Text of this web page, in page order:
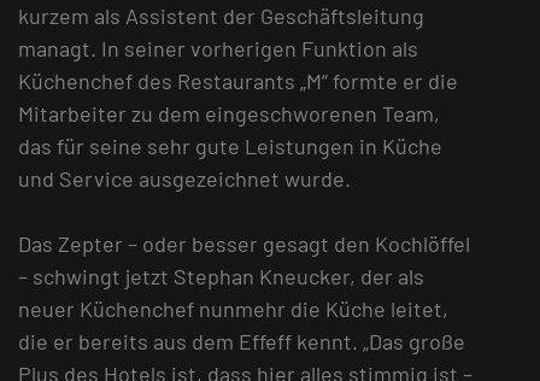
kurzem als Assistent der Geschäftsleitung
managt. In seiner vorherigen Funktion als
Küchenchef des Restaurants „M“ formte er die
Mitarbeiter zu dem eingeschworenen Team,
das für seine sehr gute Leistungen in Küche
und Service ausgezeichnet wurde.
Das Zepter – oder besser gesagt den Kochlöffel
– schwingt jetzt Stephan Kneucker, der als
neuer Küchenchef nunmehr die Küche leitet,
die er bereits aus dem Effeff kennt. „Das große
Plus des Hotels ist, dass hier alles stimmig ist –